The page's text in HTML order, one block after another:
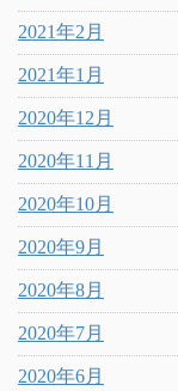
2021年2月
2021年1月
2020年12月
2020年11月
2020年10月
2020年9月
2020年8月
2020年7月
2020年6月